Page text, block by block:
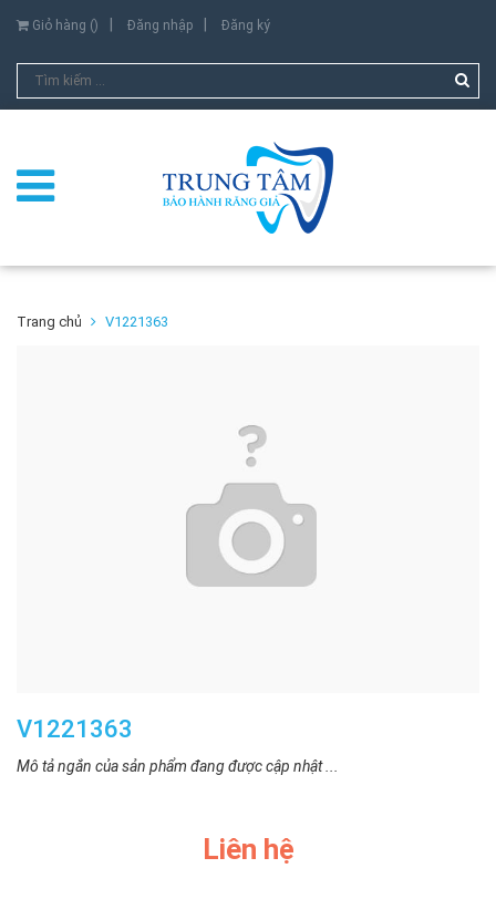
Giỏ hàng () Đăng nhập Đăng ký
Trang chủ V1221363
V1221363
Mô tả ngắn của sản phẩm đang được cập nhật ...
Liên hệ